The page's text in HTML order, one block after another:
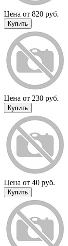
Цена от 820 руб.
Купить
Цена от 230 руб.
Купить
Цена от 40 руб.
Купить